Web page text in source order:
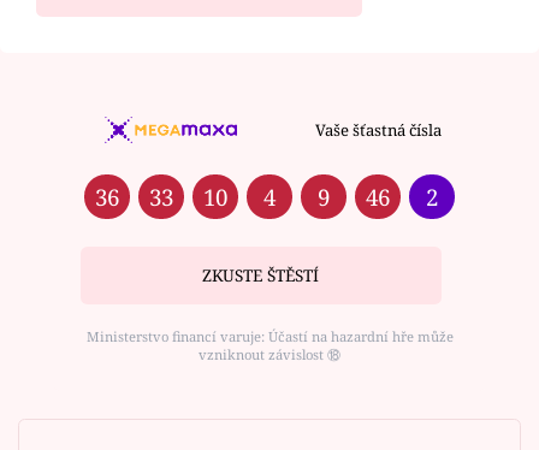
Vaše šťastná čísla
36 33 10 4 9 46 2
ZKUSTE ŠTĚSTÍ
Ministerstvo financí varuje: Účastí na hazardní hře může
vzniknout závislost ⑱